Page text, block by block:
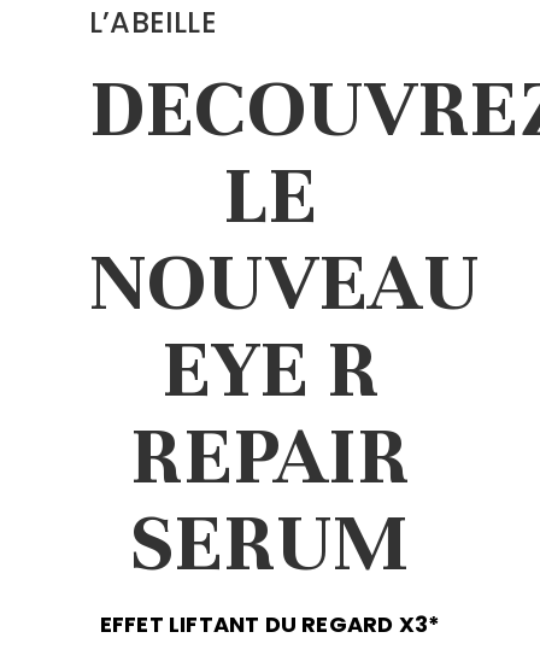
L’ABEILLE
LE
NOUVEAU
EYE R
REPAIR
SERUM
EFFET LIFTANT DU REGARD X3*